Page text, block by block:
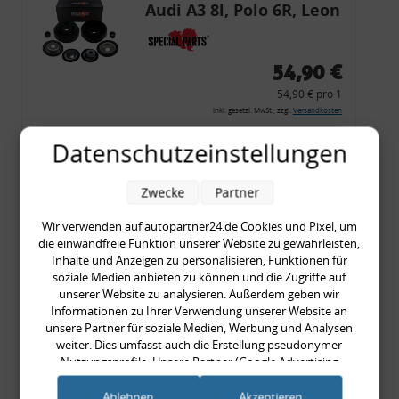
Audi A3 8l, Polo 6R, Leon
54,90 €
54,90 € pro 1
inkl. gesetzl. MwSt., zzgl. Versandkosten
Merkzettel
Rückleuchtenband mit
Blinker, rot, US-Ecken,
Audi 80 Cabrio, Typ 89,
OE-Nr.: 8G0945225 +
8G0945225C
999,99 €
999,99 € pro 1
Datenschutzeinstellungen
Wir verwenden auf autopartner24.de Cookies und Pixel, um
die einwandfreie Funktion unserer Website zu gewährleisten,
Inhalte und Anzeigen zu personalisieren, Funktionen für
soziale Medien anbieten zu können und die Zugriffe auf
unserer Website zu analysieren. Außerdem geben wir
Informationen zu Ihrer Verwendung unserer Website an
unsere Partner für soziale Medien, Werbung und Analysen
weiter. Dies umfasst auch die Erstellung pseudonymer
Nutzungsprofile. Unsere Partner (Google Advertising
Products) führen diese Informationen möglicherweise mit
weiteren Daten zusammen, die Sie ihnen bereitgestellt haben
Zwecke Partner